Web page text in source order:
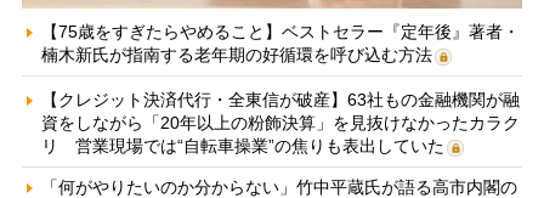
【75歳をすぎたらやめること】ベストセラー『定年後』著者・
楠木新氏が指南する老年期の好循環を呼び込む方法
【クレジット決済代行・全東信が破産】63社もの金融機関が融
資をしながら「20年以上の粉飾決算」を見抜けなかったカラク
リ 営業現場では“自転車操業”の焦りも表出していた
「何がやりたいのか分からない」竹中平蔵氏が語る高市内閣の